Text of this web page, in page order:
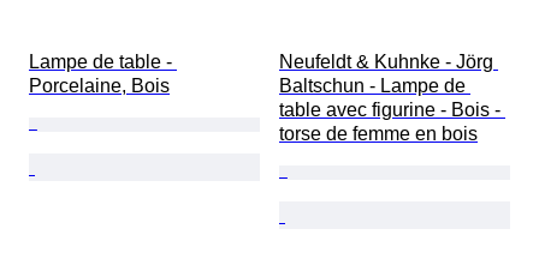
Lampe de table -
Porcelaine, Bois
Neufeldt & Kuhnke - Jörg
Baltschun - Lampe de
table avec figurine - Bois -
torse de femme en bois